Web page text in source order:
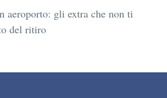
aeroporto: gli extra che non ti
del ritiro